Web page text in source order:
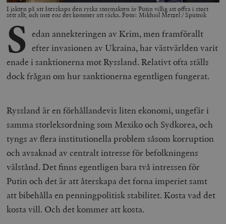
I jakten på att återskapa den ryska stormakten är Putin villig att offra i stort
sett allt, och inte ens det kommer att räcka. Foto: Mikhail Metzel / Sputnik
S edan annekteringen av Krim, men framförallt
efter invasionen av Ukraina, har västvärlden varit
enade i sanktionerna mot Ryssland. Relativt ofta ställs
dock frågan om hur sanktionerna egentligen fungerat.
Ryssland är en förhållandevis liten ekonomi, ungefär i
samma storleksordning som Mexiko och Sydkorea, och
tyngs av flera institutionella problem såsom korruption
och avsaknad av centralt intresse för befolkningens
välstånd. Det finns egentligen bara två intressen för
Putin och det är att återskapa det forna imperiet samt
att bibehålla en penningpolitisk stabilitet. Kosta vad det
kosta vill. Och det kommer att kosta.